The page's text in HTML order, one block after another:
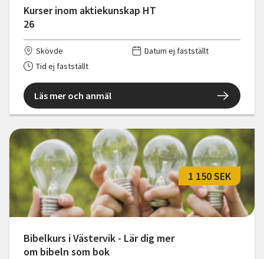
Kurser inom aktiekunskap HT
26
Skövde
Datum ej fastställt
Tid ej fastställt
Läs mer och anmäl
Bibelkurs i Västervik - Lär dig mer
om bibeln som bok
1 150 SEK